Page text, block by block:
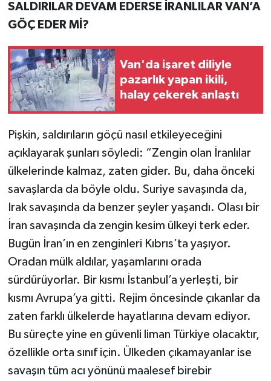
SALDIRILAR DEVAM EDERSE İRANLILAR VAN’A
GÖÇ EDER Mİ?
Van'da işaret diliyle
pazarlık yapan ikili,
halay çekerek anlaştı
Pişkin, saldırıların göçü nasıl etkileyeceğini
açıklayarak şunları söyledi: “Zengin olan İranlılar
ülkelerinde kalmaz, zaten gider. Bu, daha önceki
savaşlarda da böyle oldu. Suriye savaşında da,
Irak savaşında da benzer şeyler yaşandı. Olası bir
İran savaşında da zengin kesim ülkeyi terk eder.
Bugün İran’ın en zenginleri Kıbrıs’ta yaşıyor.
Oradan mülk aldılar, yaşamlarını orada
sürdürüyorlar. Bir kısmı İstanbul’a yerleşti, bir
kısmı Avrupa’ya gitti. Rejim öncesinde çıkanlar da
zaten farklı ülkelerde hayatlarına devam ediyor.
Bu süreçte yine en güvenli liman Türkiye olacaktır,
özellikle orta sınıf için. Ülkeden çıkamayanlar ise
savaşın tüm acı yönünü maalesef birebir